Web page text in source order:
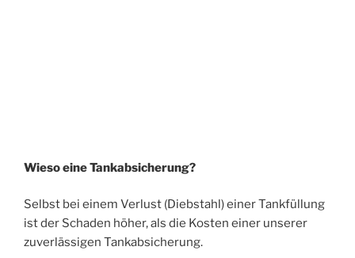
Wieso eine Tankabsicherung?
Selbst bei einem Verlust (Diebstahl) einer Tankfüllung
ist der Schaden höher, als die Kosten einer unserer
zuverlässigen Tankabsicherung.